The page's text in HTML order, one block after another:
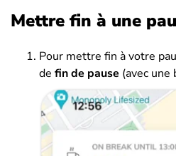
Mettre fin à une
Pour mettre fin à votre
de fin de pause (avec une